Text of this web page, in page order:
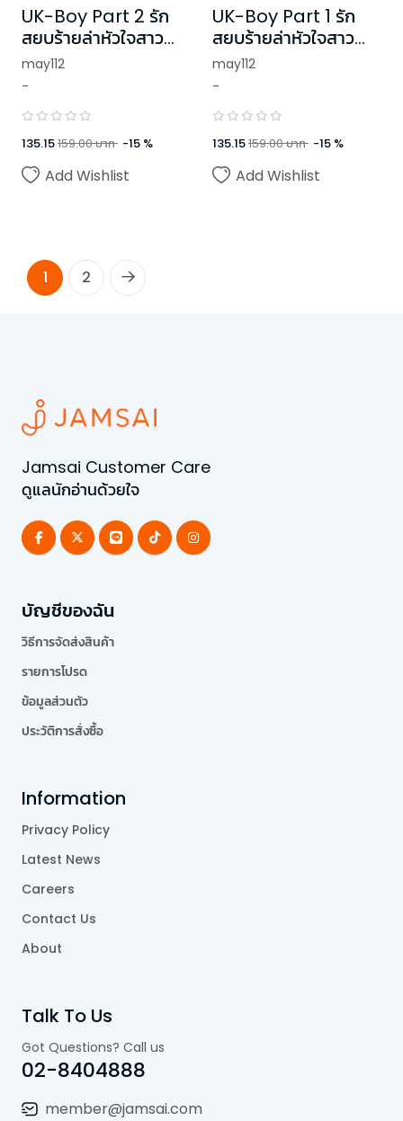
UK-Boy Part 2 รัก
สยบร้ายล่าหัวใจสาว
แสนดี
may112
-
135.15159.00บาท -15 %
Add Wishlist
UK-Boy Part 1 รัก
สยบร้ายล่าหัวใจสาว
แสนดี
may112
-
135.15159.00บาท -15 %
Add Wishlist
1 2
Jamsai Customer Care
ดูแลนักอ่านด้วยใจ
บัญชีของฉัน
วิธีการจัดส่งสินค้า
รายการโปรด
ข้อมูลส่วนตัว
ประวัติการสั่งซื้อ
Information
Privacy Policy
Latest News
Careers
Contact Us
About
Talk To Us
Got Questions? Call us
02-8404888
member@jamsai.com